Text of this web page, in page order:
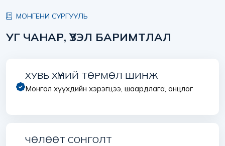
МОНГЕНИ СУРГУУЛЬ
УГ ЧАНАР, ҮЗЭЛ БАРИМТЛАЛ
ХУВЬ ХҮНИЙ ТӨРМӨЛ ШИНЖ
Монгол хүүхдийн хэрэгцээ, шаардлага, онцлог
ЧӨЛӨӨТ СОНГОЛТ